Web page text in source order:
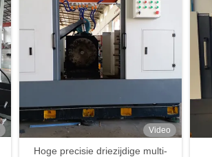
Video
Hoge precisie driezijdige multi-